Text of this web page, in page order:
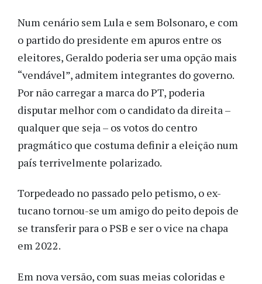
Num cenário sem Lula e sem Bolsonaro, e com
o partido do presidente em apuros entre os
eleitores, Geraldo poderia ser uma opção mais
“vendável”, admitem integrantes do governo.
Por não carregar a marca do PT, poderia
disputar melhor com o candidato da direita –
qualquer que seja – os votos do centro
pragmático que costuma definir a eleição num
país terrivelmente polarizado.
Torpedeado no passado pelo petismo, o ex-
tucano tornou-se um amigo do peito depois de
se transferir para o PSB e ser o vice na chapa
em 2022.
Em nova versão, com suas meias coloridas e